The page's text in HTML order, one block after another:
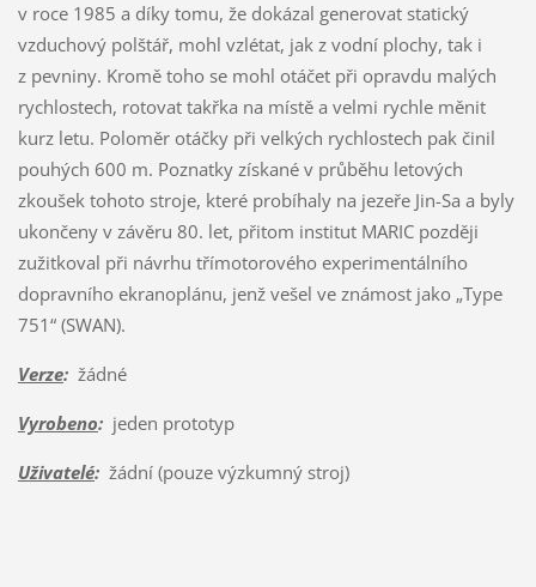
v roce 1985 a díky tomu, že dokázal generovat statický
vzduchový polštář, mohl vzlétat, jak z vodní plochy, tak i
z pevniny. Kromě toho se mohl otáčet při opravdu malých
rychlostech, rotovat takřka na místě a velmi rychle měnit
kurz letu. Poloměr otáčky při velkých rychlostech pak činil
pouhých 600 m. Poznatky získané v průběhu letových
zkoušek tohoto stroje, které probíhaly na jezeře Jin-Sa a byly
ukončeny v závěru 80. let, přitom institut MARIC později
zužitkoval při návrhu třímotorového experimentálního
dopravního ekranoplánu, jenž vešel ve známost jako „Type
751“ (SWAN).
Verze:žádné
Vyrobeno:jeden prototyp
Uživatelé:žádní (pouze výzkumný stroj)